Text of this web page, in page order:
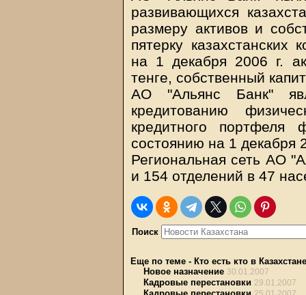
развивающихся
размеру активов и
пятерку казахстанских
на 1 декабря 2006 г.
тенге, собственный
АО "Альянс Банк"
кредитованию
кредитного портфеля
состоянию на 1 декабря
Региональная сеть АО
и 154 отделений в 47
Поиск
Еще по теме - Кто есть кто в Казахстане
Новое назначение 30.01.2007
Кадровые перестановки 29.01.2007